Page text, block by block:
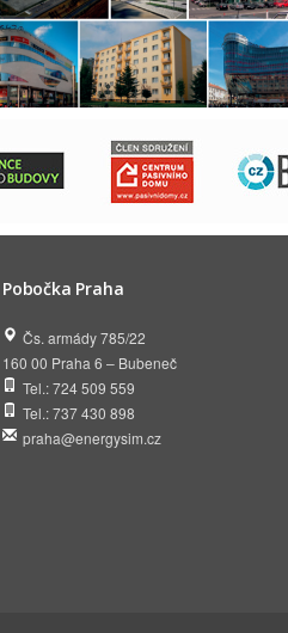
Pobočka Praha
Čs. armády 785/22
160 00 Praha 6 – Bubeneč
Tel.: 724 509 559
Tel.: 737 430 898
praha@energysim.cz